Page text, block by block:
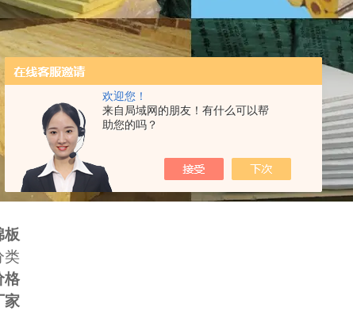
欢迎您！
来自局域网的朋友！有什么可以帮
助您的吗？
板
类
格
家